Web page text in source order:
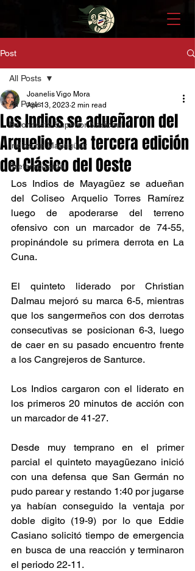
Post
All Posts
Baloncesto Superior Nacional
Indios de Mayagüez
Pretemporada
All Posts
Los Indios se adueñaron del
Arquelio en la tercera edición
del Clásico del Oeste
Joanelis Vigo Mora
Apr 13, 2023 2 min read
Los Indios de Mayagüez se adueñan
del Coliseo Arquelio Torres Ramírez
luego de apoderarse del terreno
ofensivo con un marcador de 74-55,
propinándole su primera derrota en La
Cuna.
El quinteto liderado por Christian
Dalmau mejoró su marca 6-5, mientras
que los sangermeños con dos derrotas
consecutivas se posicionan 6-3, luego
de caer en su pasado encuentro frente
a los Cangrejeros de Santurce.
Los Indios cargaron con el liderato en
los primeros 20 minutos de acción con
un marcador de 41-27.
Desde muy temprano en el primer
parcial el quinteto mayagüezano inició
con una defensa que San Germán no
pudo parear y restando 1:40 por jugarse
ya habían conseguido la ventaja por
doble digito (19-9) por lo que Eddie
Casiano solicitó tiempo de emergencia
en busca de una reacción y terminaron
el periodo 22-11.